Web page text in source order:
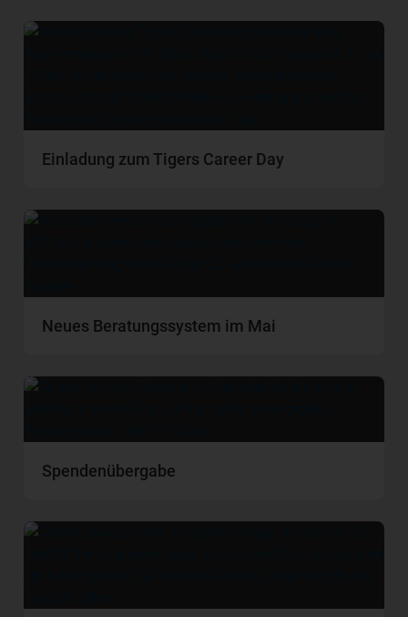
Einladung zum Tigers Career Day
Neues Beratungssystem im Mai
Spendenübergabe